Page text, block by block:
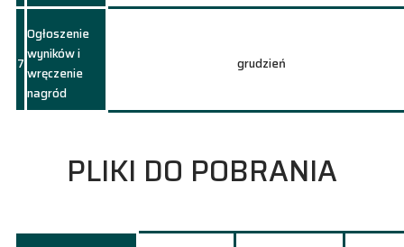
7
Ogłoszenie
wyników i
wręczenie
nagród
grudzień
PLIKI DO POBRANIA